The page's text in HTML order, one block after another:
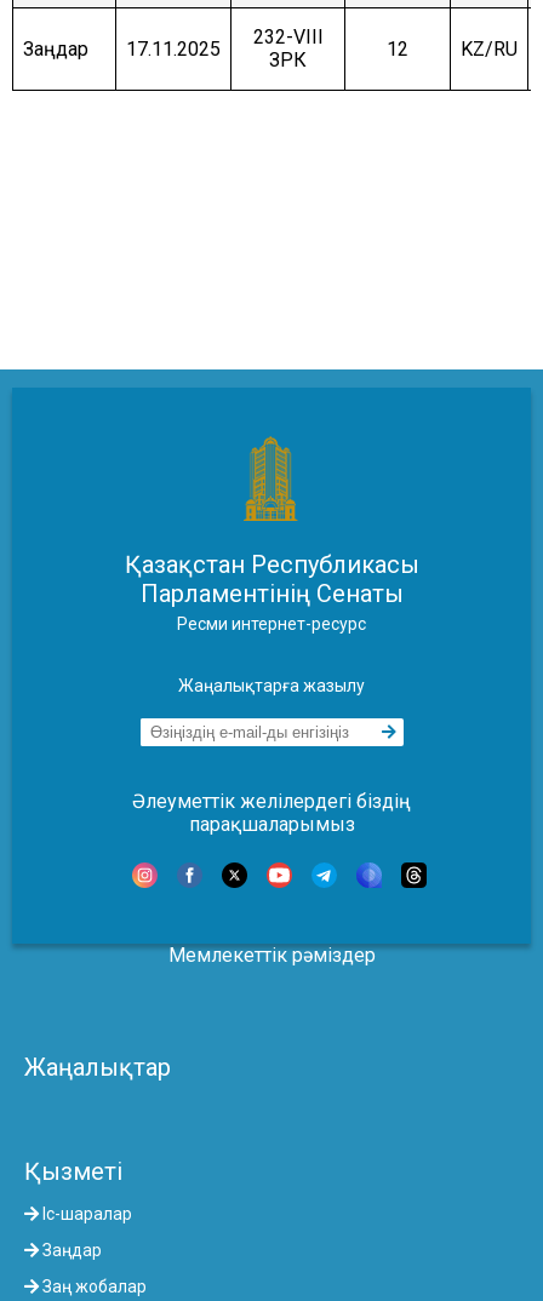
Заңдар 17.11.2025
232-VIII
ЗРК
12 KZ/RU
Қазақстан Республикасы
Парламентінің Сенаты
Ресми интернет-ресурс
Жаңалықтарға жазылу
Әлеуметтік желілердегі біздің
парақшаларымыз
Мемлекеттік рәміздер
Жаңалықтар
Қызметі
Іс-шаралар
Заңдар
Заң жобалар